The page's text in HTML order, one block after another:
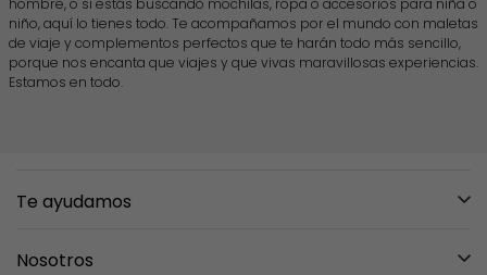
hombre, o si estás buscando mochilas, ropa o accesorios para niña o
niño, aquí lo tienes todo. Te acompañamos por el mundo con maletas
de viaje y complementos perfectos que te harán todo más sencillo,
porque nos encanta que viajes y que vivas maravillosas experiencias.
Estamos en todo.
Te ayudamos
Nosotros